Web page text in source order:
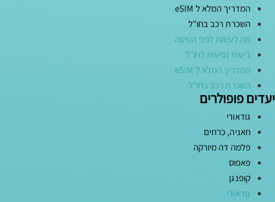
המדריך המלא ל eSIM
השכרת רכב בחו"ל
מה לעשות לפני הטיסה
ביטוח נסיעות לחו"ל
המדריך המלא ל eSIM
השכרת רכב בחו"ל
יעדים פופולרים
גודאורי
חאניה, כרתים
פלמה דה מיורקה
פאפוס
קופנגן
גודאורי